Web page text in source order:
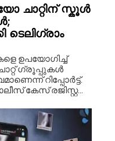
ചാറ്റിന് സ്കൂൾ
ഉപയോഗിച്ച്
ഗ്രൂപ്പുകൾ
റിപ്പോർട്ട്.
കേസ് രജിസ്റ്റ...